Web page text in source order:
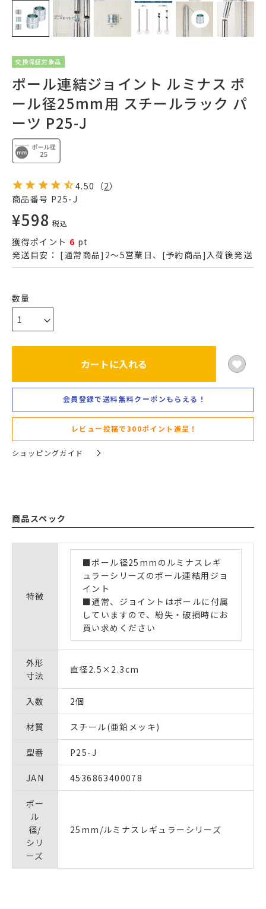
交換保証対象品
ポール連結ジョイント ルミナス ポ
ール径25mm用 スチールラック パ
ーツ P25-J
4.50 （2）
商品番号 P25-J
¥598 税込
獲得ポイント 6 pt
発送目安： [通常商品]2～5営業日、[予約商品]入荷後発送
カートに入れる
会員登録で送料無料クーポンもらえる！
レビュー投稿で300ポイント進呈！
ショッピングガイド
商品スペック
特徴
■ポール径25mmのルミナスレギ
ュラーシリーズのポール連結用ジョ
イント
■通常、ジョイントはポールに付属
していますので、紛失・破損時にお
買い求めください
外形
寸法
直径2.5×2.3cm
入数 2個
材質 スチール(亜鉛メッキ)
型番 P25-J
JAN 4536863400078
ポー
ル
径/
シリ
ーズ
25mm/ルミナスレギュラーシリーズ